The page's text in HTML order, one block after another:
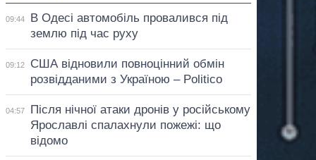
09:44
В Одесі автомобіль провалився під
землю під час руху
09:12
США відновили повноцінний обмін
розвідданими з Україною – Politico
04:57
Після нічної атаки дронів у російському
Ярославлі спалахнули пожежі: що
відомо